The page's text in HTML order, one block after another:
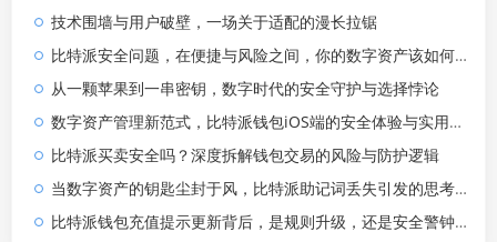
技术围墙与用户破壁，一场关于适配的漫长拉锯
比特派安全问题，在便捷与风险之间，你的数字资产该如何自处？
从一颗苹果到一串密钥，数字时代的安全守护与选择悖论
数字资产管理新范式，比特派钱包iOS端的安全体验与实用指南
比特派买卖安全吗？深度拆解钱包交易的风险与防护逻辑
当数字资产的钥匙尘封于风，比特派助记词丢失引发的思考，与三道不愿看到你却想要的防火墙
比特派钱包充值提示更新背后，是规则升级，还是安全警钟？